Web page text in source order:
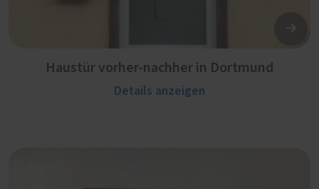
Haustür vorher-nachher in Dortmund
Details anzeigen